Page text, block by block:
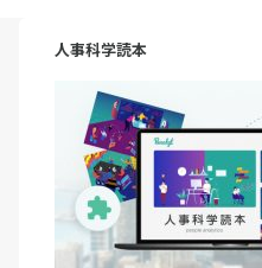
人事科学読本